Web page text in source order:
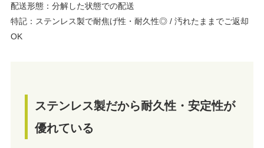
配送形態：分解した状態での配送
特記：ステンレス製で耐焦げ性・耐久性◎ / 汚れたままでご返却
OK
ステンレス製だから耐久性・安定性が
優れている